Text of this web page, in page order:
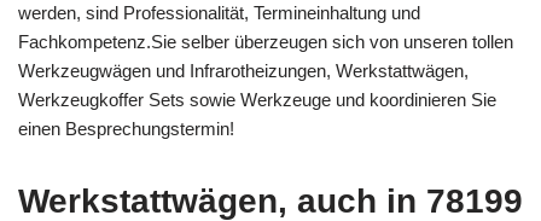
werden, sind Professionalität, Termineinhaltung und
Fachkompetenz.Sie selber überzeugen sich von unseren tollen
Werkzeugwägen und Infrarotheizungen, Werkstattwägen,
Werkzeugkoffer Sets sowie Werkzeuge und koordinieren Sie
einen Besprechungstermin!
Werkstattwägen, auch in 78199